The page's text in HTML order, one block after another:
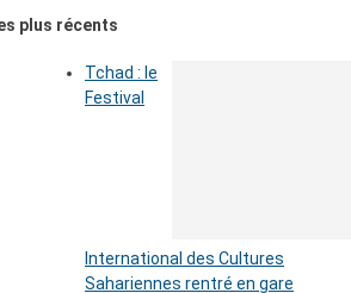
plus récents
Tchad : le
Festival
International des Cultures
Sahariennes rentré en gare